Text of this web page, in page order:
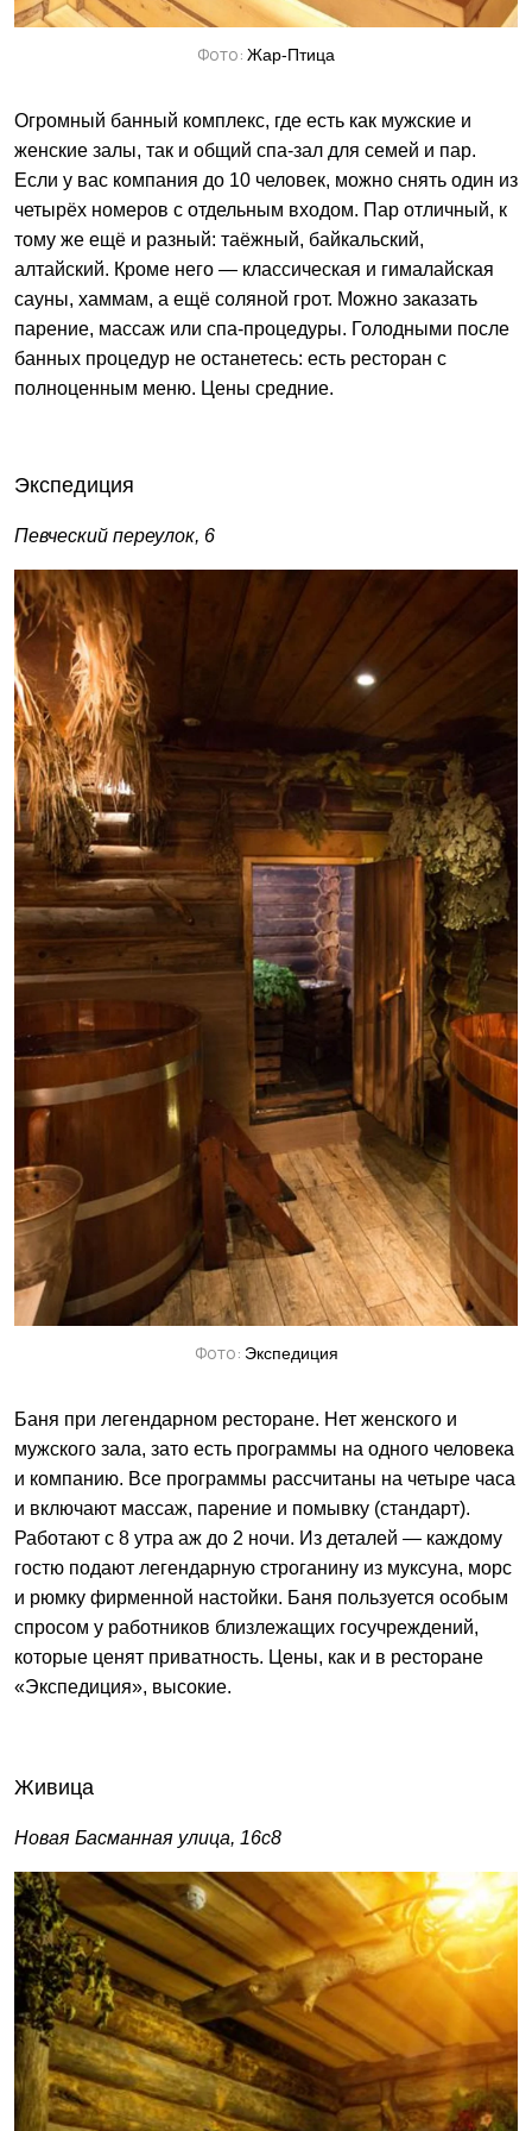
Фото: Жар-Птица
Огромный банный комплекс, где есть как мужские и
женские залы, так и общий спа-зал для семей и пар.
Если у вас компания до 10 человек, можно снять один из
четырёх номеров с отдельным входом. Пар отличный, к
тому же ещё и разный: таёжный, байкальский,
алтайский. Кроме него — классическая и гималайская
сауны, хаммам, а ещё соляной грот. Можно заказать
парение, массаж или спа-процедуры. Голодными после
банных процедур не останетесь: есть ресторан с
полноценным меню. Цены средние.
Экспедиция
Певческий переулок, 6
Фото: Экспедиция
Баня при легендарном ресторане. Нет женского и
мужского зала, зато есть программы на одного человека
и компанию. Все программы рассчитаны на четыре часа
и включают массаж, парение и помывку (стандарт).
Работают с 8 утра аж до 2 ночи. Из деталей — каждому
гостю подают легендарную строганину из муксуна, морс
и рюмку фирменной настойки. Баня пользуется особым
спросом у работников близлежащих госучреждений,
которые ценят приватность. Цены, как и в ресторане
«Экспедиция», высокие.
Живица
Новая Басманная улица, 16с8